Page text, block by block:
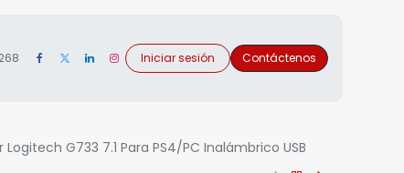
Iniciar sesión Contáctenos
G733 7.1 Para PS4/PC Inalámbrico USB